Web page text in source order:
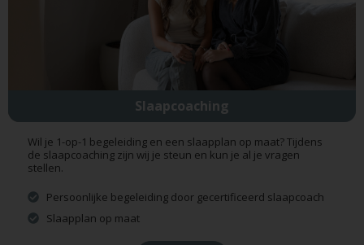
Slaapcoaching
Wil je 1-op-1 begeleiding en een slaapplan op maat? Tijdens
de slaapcoaching zijn wij je steun en kun je al je vragen
stellen.
Persoonlijke begeleiding door gecertificeerd slaapcoach
Slaapplan op maat